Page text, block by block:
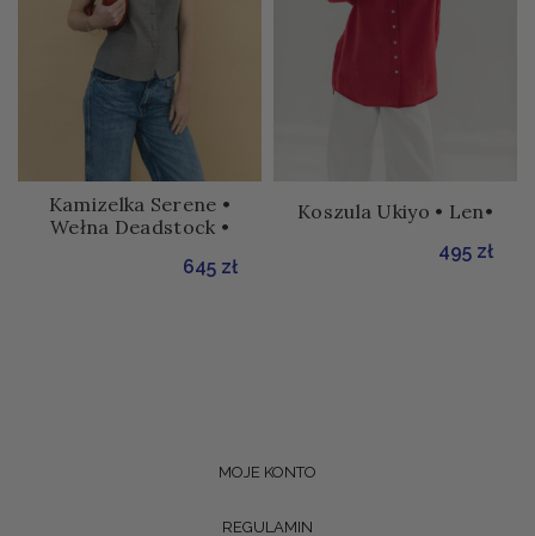
Kamizelka Serene •
Wełna Deadstock •
645 zł
Koszula Ukiyo • Len•
495 zł
MOJE KONTO
REGULAMIN